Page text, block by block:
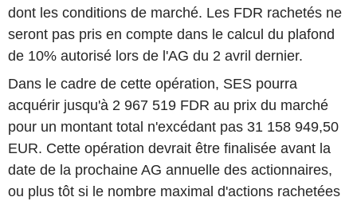
dont les conditions de marché. Les FDR rachetés ne
seront pas pris en compte dans le calcul du plafond
de 10% autorisé lors de l'AG du 2 avril dernier.
Dans le cadre de cette opération, SES pourra
acquérir jusqu'à 2 967 519 FDR au prix du marché
pour un montant total n'excédant pas 31 158 949,50
EUR. Cette opération devrait être finalisée avant la
date de la prochaine AG annuelle des actionnaires,
ou plus tôt si le nombre maximal d'actions rachetées